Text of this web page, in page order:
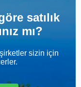
satılık
mı?
sizin için